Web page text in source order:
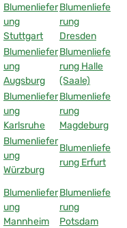
Blumenliefer
ung
Stuttgart
Blumenliefe
rung
Dresden
Blumenliefer
ung
Augsburg
Blumenliefe
rung Halle
(Saale)
Blumenliefer
ung
Karlsruhe
Blumenliefe
rung
Magdeburg
Blumenliefer
ung
Würzburg
Blumenliefe
rung Erfurt
Blumenliefer
ung
Mannheim
Blumenliefe
rung
Potsdam